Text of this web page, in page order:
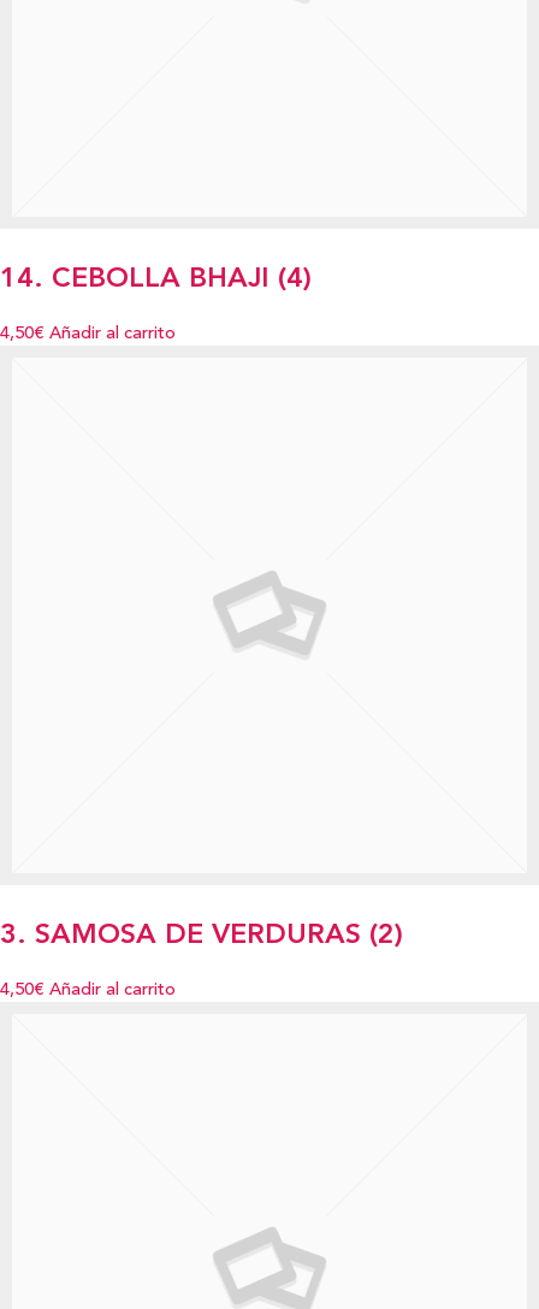
14. CEBOLLA BHAJI (4)
4,50€ Añadir al carrito
3. SAMOSA DE VERDURAS (2)
4,50€ Añadir al carrito